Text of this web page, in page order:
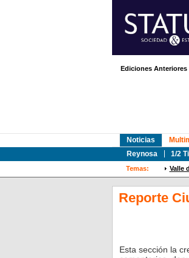
Ediciones Anteriores
Noticias
Reynosa
1/2
Temas: Valle
Reporte
Esta sección la